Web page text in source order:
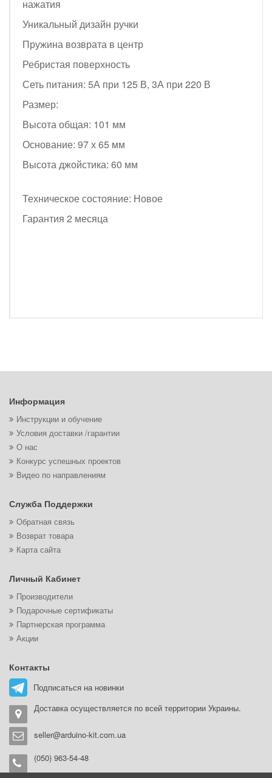
нажатия
Уникальный дизайн ручки
Пружина возврата в центр
Ребристая поверхность
Сеть питания: 5А при 125 В, 3А при 220 В
Размер:
Высота общая: 101 мм
Основание: 97 х 65 мм
Высота джойстика: 60 мм
Техническое состояние: Новое
Гарантия 2 месяца
Информация
Инструкции и обучение
Условия доставки /гарантии
О нас
Конкурс успешных проектов
Видео по направлениям
Служба Поддержки
Обратная связь
Возврат товара
Карта сайта
Личный Кабинет
Производители
Подарочные сертификаты
Партнерская программа
Акции
Контакты
Подписаться на новинки
Доставка осуществляется по всей территории Украины.
seller@arduino-kit.com.ua
(050) 963-54-48